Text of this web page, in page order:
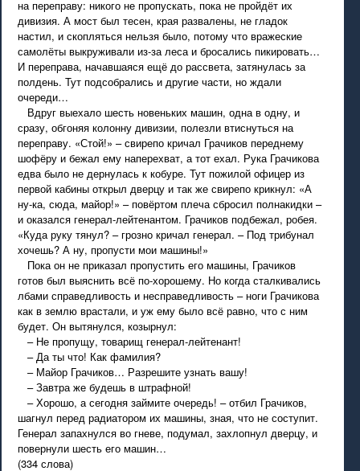
на переправу: никого не пропускать, пока не пройдёт их
дивизия. А мост был тесен, края развалены, не гладок
настил, и скопляться нельзя было, потому что вражеские
самолёты выкруживали из-за леса и бросались пикировать…
И переправа, начавшаяся ещё до рассвета, затянулась за
полдень. Тут подсобрались и другие части, но ждали
очереди…
Вдруг выехало шесть новеньких машин, одна в одну, и
сразу, обгоняя колонну дивизии, полезли втиснуться на
переправу. «Стой!» – свирепо кричал Грачиков переднему
шофёру и бежал ему наперехват, а тот ехал. Рука Грачикова
едва было не дернулась к кобуре. Тут пожилой офицер из
первой кабины открыл дверцу и так же свирепо крикнул: «А
ну-ка, сюда, майор!» – повёртом плеча сбросил полнакидки –
и оказался генерал-лейтенантом. Грачиков подбежал, робея.
«Куда руку тянул? – грозно кричал генерал. – Под трибунал
хочешь? А ну, пропусти мои машины!»
Пока он не приказал пропустить его машины, Грачиков
готов был выяснить всё по-хорошему. Но когда сталкивались
лбами справедливость и несправедливость – ноги Грачикова
как в землю врастали, и уж ему было всё равно, что с ним
будет. Он вытянулся, козырнул:
– Не пропущу, товарищ генерал-лейтенант!
– Да ты что! Как фамилия?
– Майор Грачиков… Разрешите узнать вашу!
– Завтра же будешь в штрафной!
– Хорошо, а сегодня займите очередь! – отбил Грачиков,
шагнул перед радиатором их машины, зная, что не соступит.
Генерал запахнулся во гневе, подумал, захлопнул дверцу, и
повернули шесть его машин…
(334 слова)